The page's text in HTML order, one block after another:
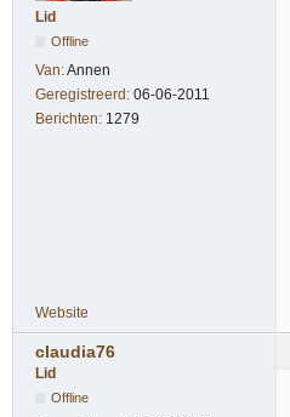
Lid
Offline
Van:Annen
Geregistreerd: 06-06-2011
Berichten: 1279
Website
claudia76
Lid
Offline